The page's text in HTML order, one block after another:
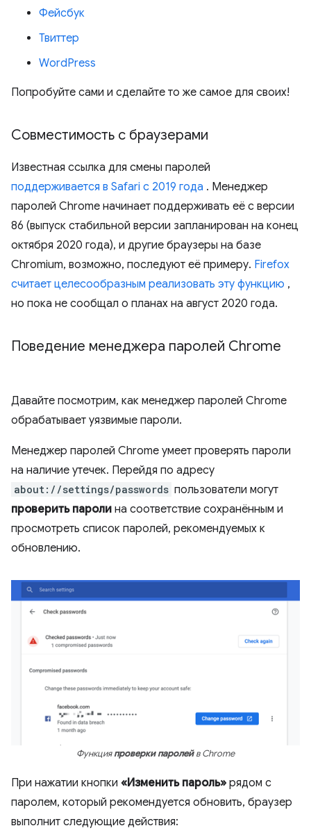
Фейсбук
Твиттер
WordPress
Попробуйте сами и сделайте то же самое для своих!
Совместимость с браузерами
Известная ссылка для смены паролей
поддерживается в Safari с 2019 года . Менеджер
паролей Chrome начинает поддерживать её с версии
86 (выпуск стабильной версии запланирован на конец
октября 2020 года), и другие браузеры на базе
Chromium, возможно, последуют её примеру. Firefox
считает целесообразным реализовать эту функцию ,
но пока не сообщал о планах на август 2020 года.
Поведение менеджера паролей Chrome
Давайте посмотрим, как менеджер паролей Chrome
обрабатывает уязвимые пароли.
Менеджер паролей Chrome умеет проверять пароли
на наличие утечек. Перейдя по адресу
about://settings/passwords пользователи могут
проверить пароли на соответствие сохранённым и
просмотреть список паролей, рекомендуемых к
обновлению.
Функцияпроверки паролейв Chrome
При нажатии кнопки «Изменить пароль» рядом с
паролем, который рекомендуется обновить, браузер
выполнит следующие действия: